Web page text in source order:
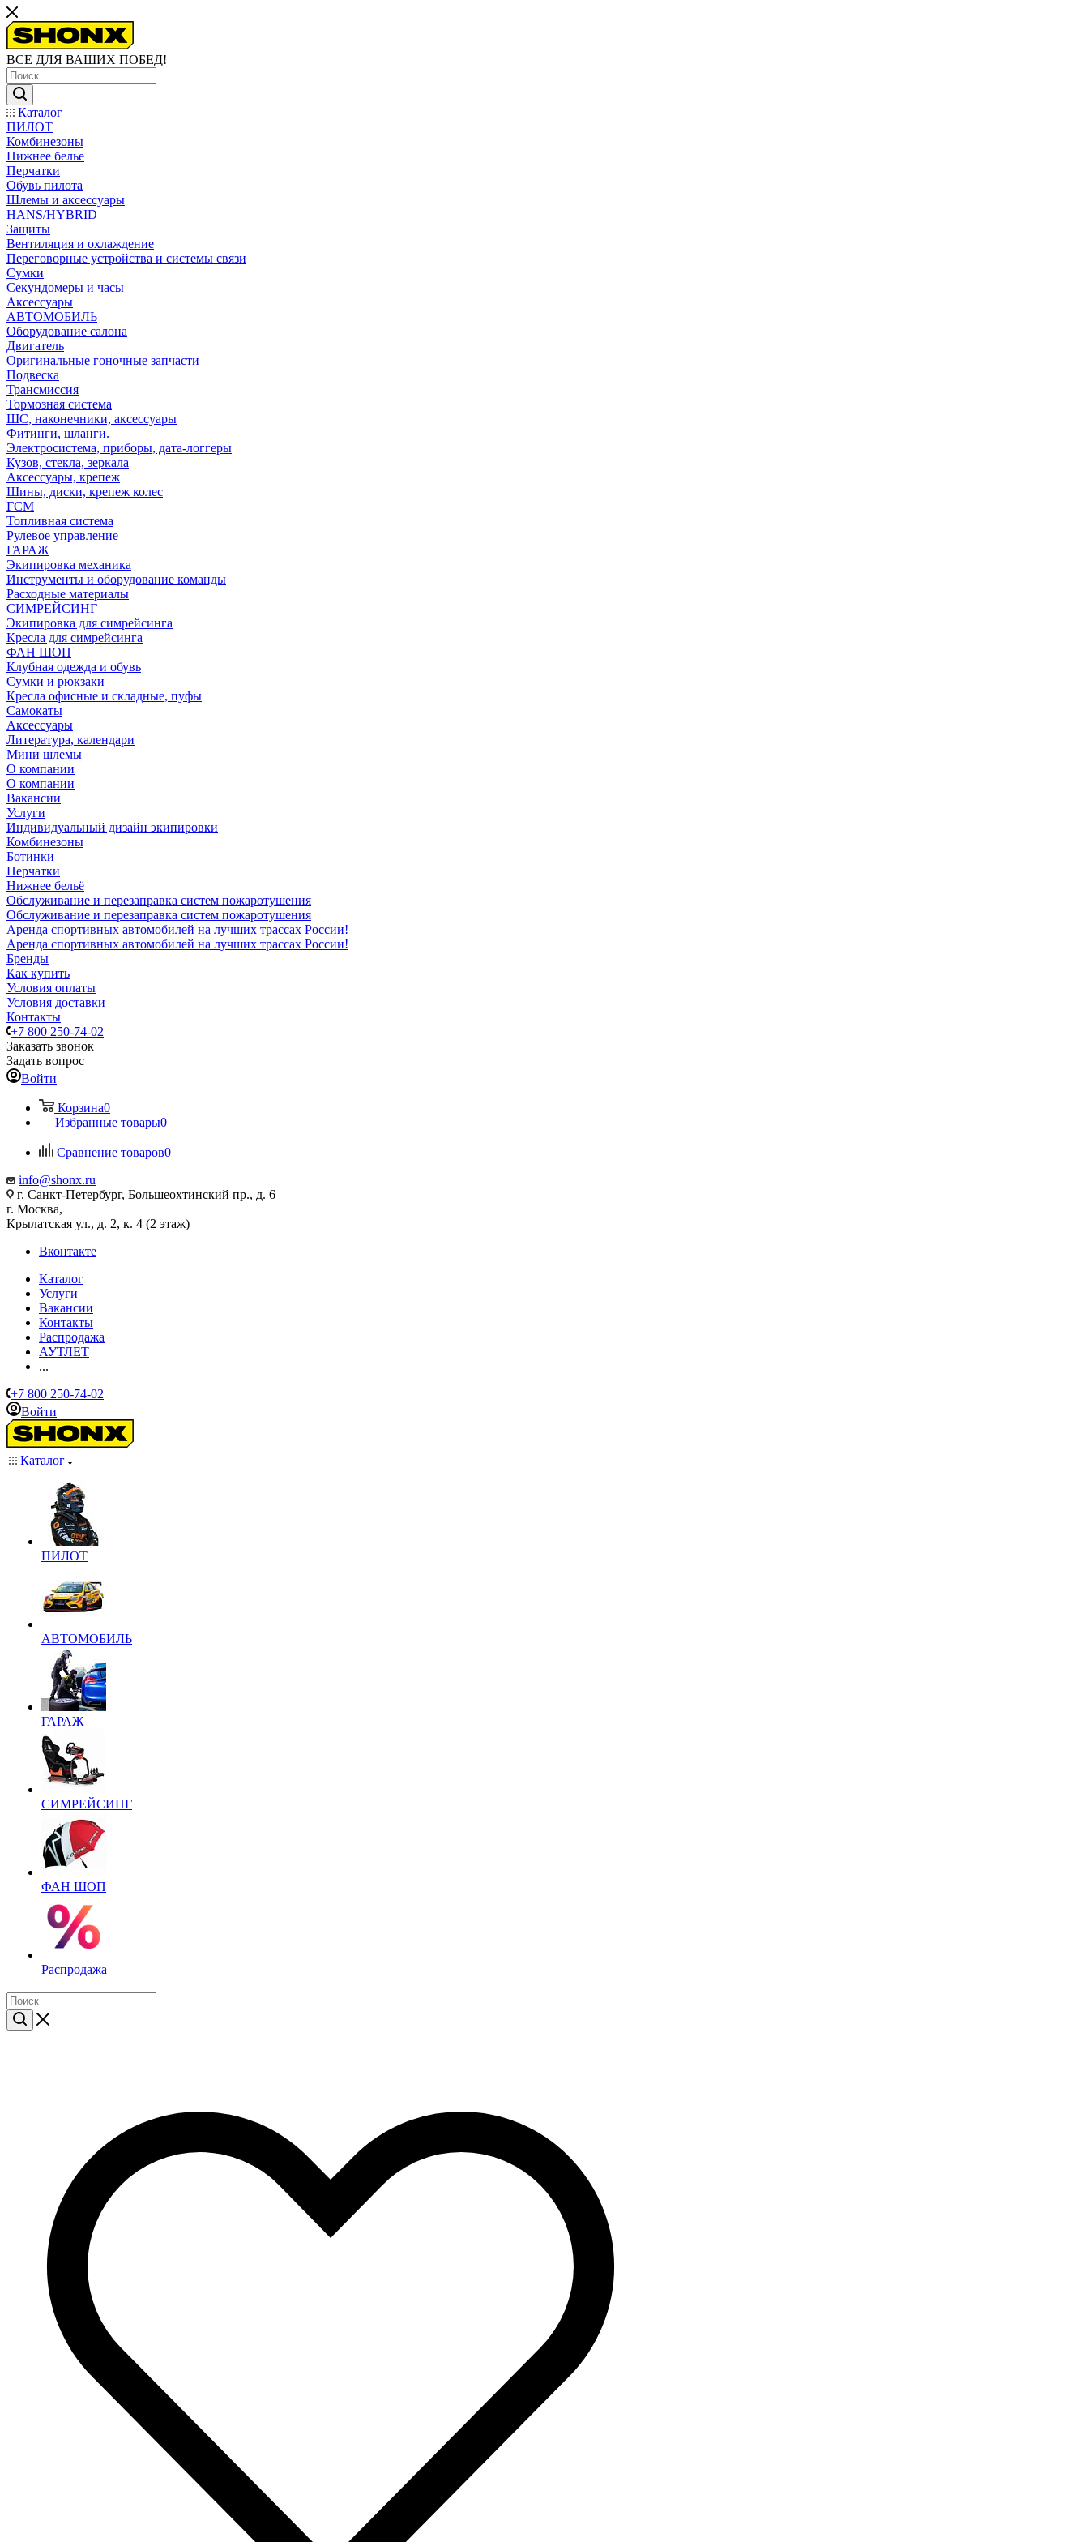
ВСЕ ДЛЯ ВАШИХ ПОБЕД!
Каталог
ПИЛОТ
Комбинезоны
Нижнее белье
Перчатки
Обувь пилота
Шлемы и аксессуары
HANS/HYBRID
Защиты
Вентиляция и охлаждение
Переговорные устройства и системы связи
Сумки
Секундомеры и часы
Аксессуары
АВТОМОБИЛЬ
Оборудование салона
Двигатель
Оригинальные гоночные запчасти
Подвеска
Трансмиссия
Тормозная система
ШС, наконечники, аксессуары
Фитинги, шланги.
Электросистема, приборы, дата-логгеры
Кузов, стекла, зеркала
Аксессуары, крепеж
Шины, диски, крепеж колес
ГСМ
Топливная система
Рулевое управление
ГАРАЖ
Экипировка механика
Инструменты и оборудование команды
Расходные материалы
СИМРЕЙСИНГ
Экипировка для симрейсинга
Кресла для симрейсинга
ФАН ШОП
Клубная одежда и обувь
Сумки и рюкзаки
Кресла офисные и складные, пуфы
Самокаты
Аксессуары
Литература, календари
Мини шлемы
О компании
О компании
Вакансии
Услуги
Индивидуальный дизайн экипировки
Комбинезоны
Ботинки
Перчатки
Нижнее бельё
Обслуживание и перезаправка систем пожаротушения
Обслуживание и перезаправка систем пожаротушения
Аренда спортивных автомобилей на лучших трассах России!
Аренда спортивных автомобилей на лучших трассах России!
Бренды
Как купить
Условия оплаты
Условия доставки
Контакты
+7 800 250-74-02
Заказать звонок
Задать вопрос
Войти
Корзина0
Избранные товары0
Сравнение товаров0
info@shonx.ru
г. Санкт-Петербург, Большеохтинский пр., д. 6
г. Москва,
Крылатская ул., д. 2, к. 4 (2 этаж)
Вконтакте
Каталог
Услуги
Вакансии
Контакты
Распродажа
АУТЛЕТ
...
+7 800 250-74-02
Войти
Каталог
ПИЛОТ
АВТОМОБИЛЬ
ГАРАЖ
СИМРЕЙСИНГ
ФАН ШОП
Распродажа